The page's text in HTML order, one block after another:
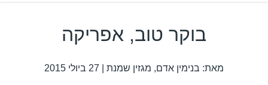
בוקר טוב, אפריקה
מאת: בנימין אדם, מגזין שמנת | 27 ביולי 2015